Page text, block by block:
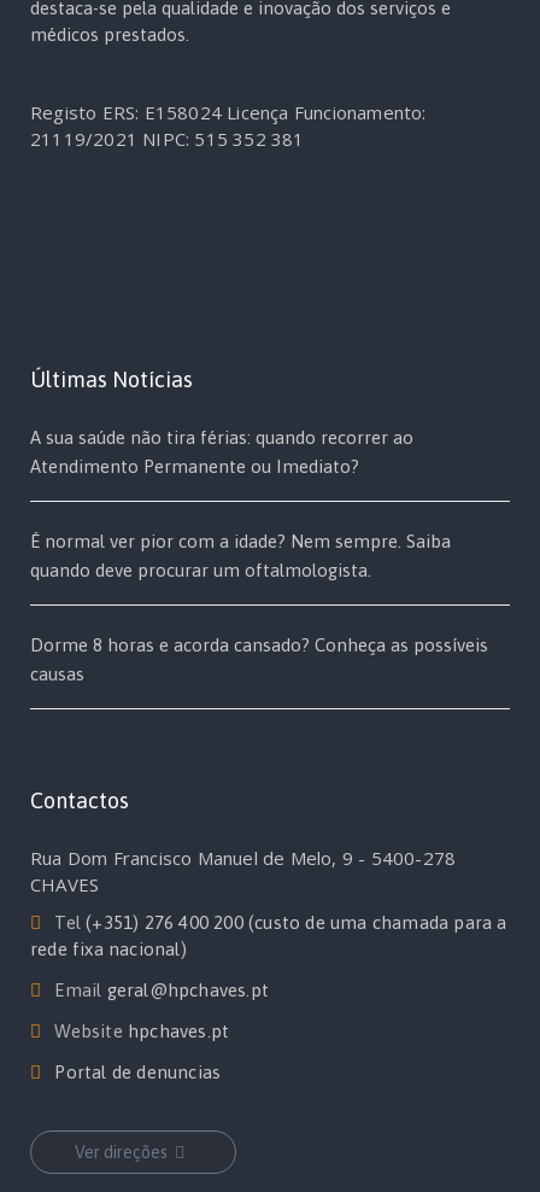
destaca-se pela qualidade e inovação dos serviços e
médicos prestados.
Registo ERS: E158024 Licença Funcionamento:
21119/2021 NIPC: 515 352 381
Últimas Notícias
A sua saúde não tira férias: quando recorrer ao
Atendimento Permanente ou Imediato?
É normal ver pior com a idade? Nem sempre. Saiba
quando deve procurar um oftalmologista.
Dorme 8 horas e acorda cansado? Conheça as possíveis
causas
Contactos
Rua Dom Francisco Manuel de Melo, 9 - 5400-278
CHAVES
Tel(+351) 276 400 200 (custo de uma chamada para a
rede fixa nacional)
Email geral@hpchaves.pt
Website hpchaves.pt
Portal de denuncias
Ver direções